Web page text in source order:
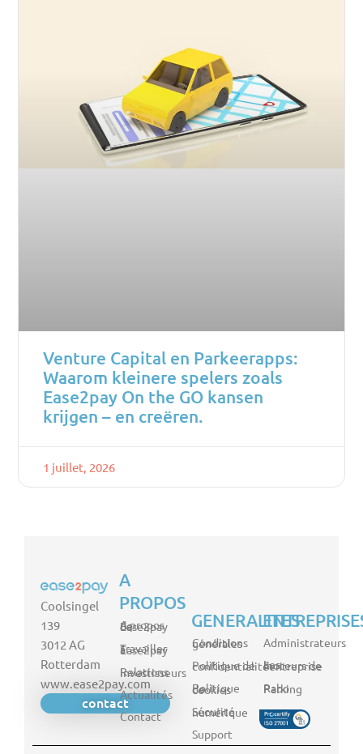
Venture Capital en Parkeerapps:
Waarom kleinere spelers zoals
Ease2pay On the GO kansen
krijgen – en creëren.
1 juillet, 2026
Coolsingel
139
3012 AG
Rotterdam
www.ease2pay.com
contact
A
PROPOS
A propos de Ease2pay
Travailler à Ease2pay
Relations investisseurs
Actualités
Contact
GENERALITES
Conditions générales
Politique de confidentialité
Politique de cookies
Sécurité numérique
Support
Administrateurs
Les moteurs de l'entreprise
Rabo Parking